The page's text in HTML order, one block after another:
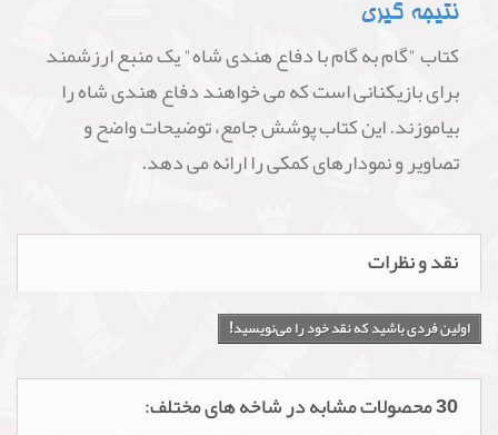
نتیجه گیری
کتاب "گام به گام با دفاع هندی شاه" یک منبع ارزشمند
برای بازیکنانی است که می خواهند دفاع هندی شاه را
بیاموزند. این کتاب پوشش جامع، توضیحات واضح و
تصاویر و نمودارهای کمکی را ارائه می دهد.
نقد و نظرات
اولین فردی باشید که نقد خود را می‌نویسید!
30 محصولات مشابه در شاخه های مختلف: